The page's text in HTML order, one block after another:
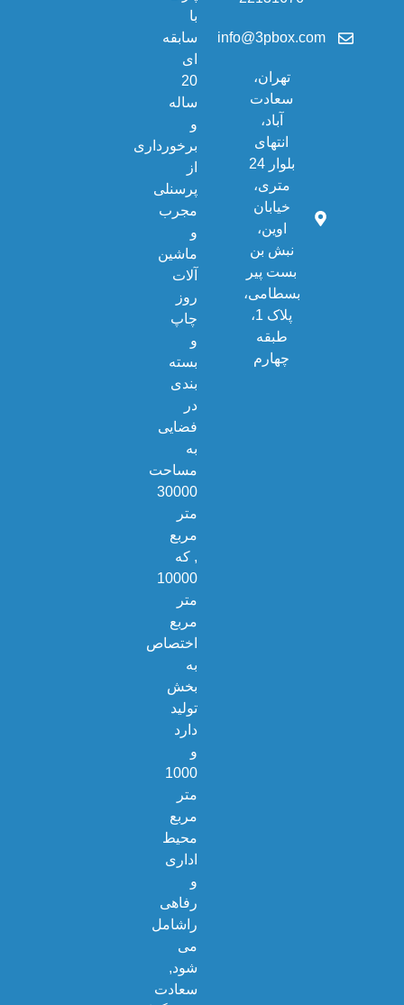
info@3pbox.com
تهران،
سعادت
آباد،
انتهای
بلوار 24
متری،
خیابان
اوین،
نبش بن
بست پیر
بسطامی،
پلاک 1،
طبقه
چهارم
با
سابقه
ای
20
ساله
و
برخورداری
از
پرسنلی
مجرب
و
ماشین
آلات
روز
چاپ
و
بسته
بندی
در
فضایی
به
مساحت
30000
متر
مربع
, که
10000
متر
مربع
اختصاص
به
بخش
تولید
دارد
و
1000
متر
مربع
محیط
اداری
و
رفاهی
راشامل
می
شود,
سعادت